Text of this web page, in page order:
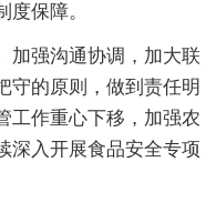
保障。
加强沟通协调，加大联
守的原则，做到责任明
工作重心下移，加强农
深入开展食品安全专项